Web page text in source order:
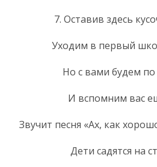
7. Оставив здесь
Уходим в первый
Но с вами будем по
И вспомним вас
Звучит песня «Ах, как
Дети садятся на